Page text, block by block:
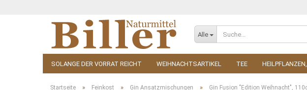
Alle
SOLANGE DER VORRAT REICHT WEIHNACHTSARTIKEL TEE
KOSMETIK ZUBEHÖR
Startseite » Feinkost » Gin Ansatzmischungen » Gin Fusion "Edition Weihnacht",